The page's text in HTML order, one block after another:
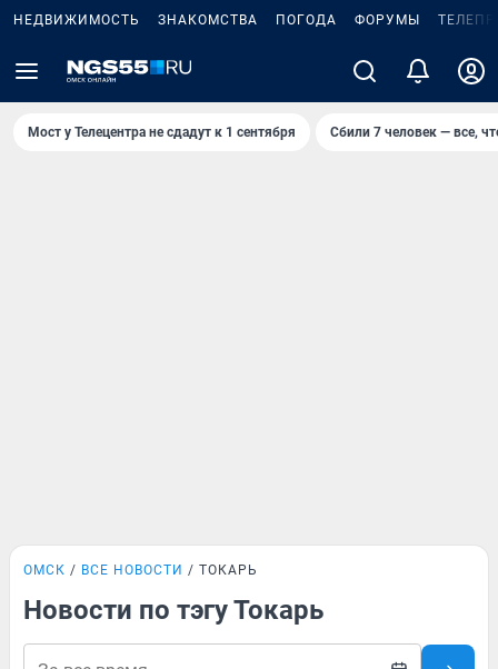
НЕДВИЖИМОСТЬ ЗНАКОМСТВА ПОГОДА ФОРУМЫ
Мост у Телецентра не сдадут к 1 сентября Сбили 7 человек — все,
ОМСК ВСЕ НОВОСТИ ТОКАРЬ
Новости по тэгу Токарь